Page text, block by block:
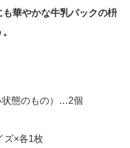
華やかな牛乳パックの枡
状態のもの）…2個
ズ×各1枚